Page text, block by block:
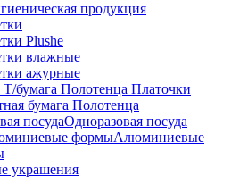
продукция
Plushe
влажные
ажурные
Т/бумага Полотенца Платочки
бумага Полотенца
Одноразовая посуда
Алюминиевые
украшения